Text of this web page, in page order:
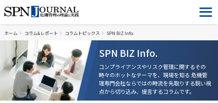
ホーム コラム&レポート コラムトピックス SPN BIZ Info.
SPN BIZ Info.
コンプライアンスやリスク管理に関するその
時々のホットなテーマを、現場を知る 危機管
理専門会社ならではの時流を先取りする鋭い視
点から切り込み、提言するコラムです。